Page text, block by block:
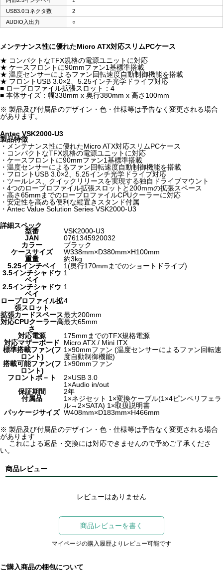
USB3.0コネクタ数
2
AUDIO入出力
○
メンテナンス性に優れたMicro ATX対応スリムPCケース
★ コンパクトなTFX規格の電源ユニットに対応
★ ケースフロントに90mmファン1基標準搭載
★ 温度センサーによるファン回転速度自動制御機能を搭載
★ フロントUSB 3.0×2、5.25インチ光学ドライブ対応
■ ロープロファイル拡張スロット：4
■ 本体サイズ：幅338mm x 奥行380mm x 高さ100mm
※ 製品及び付属品のデザイン・色・仕様等は予告なく変更される場合
があります。
Antec VSK2000-U3
製品特徴
・メンテナンス性に優れたMicro ATX対応スリムPCケース
・コンパクトなTFX規格の電源ユニットに対応
・ケースフロントに90mmファン1基標準搭載
・温度センサーによるファン回転速度自動制御機能を搭載
・フロントUSB 3.0×2、5.25インチ光学ドライブ対応
・ツールレス、クイックリリースを実現する独自ドライブマウント
・4つのロープロファイル拡張スロットと200mmの拡張スペース
・高さ65mmまでのロープロファイルCPUクーラーに対応
・安定性を高める便利な縦置きスタンド付属
・Antec Value Solution Series VSK2000-U3
詳細スペック
型番
VSK2000-U3
JAN
0761345920032
カラー
ブラック
ケースサイズ
W338mm×D380mm×H100mm
重量
約3kg
5.25インチベイ
1(奥行170mmまでのショートドライブ)
3.5インチシャドウ
ベイ
1
2.5インチシャドウ
ベイ
1
ロープロファイル拡
張スロット
4
拡張カードスペース最大200mm
対応CPUクーラー高
さ
最大65mm
対応電源
175mmまでのTFX規格電源
対応マザーボード
Micro ATX / Mini ITX
標準搭載ファン(フ
ロント)
1×90mmファン (温度センサーによるファン回転速
度自動制御機能)
搭載可能ファン(フ
ロント)
1×90mmファン
フロントポ－ト
2×USB 3.0
1×Audio in/out
保証期間
2年
付属品
1×ネジセット 1×変換ケーブル(1×4ピンペリフェラ
ル→2×SATA) 1×取扱説明書
パッケージサイズ W408mm×D183mm×H466mm
※ 製品及び付属品のデザイン・色・仕様等は予告なく変更される場合
があります
これによる返品・交換には対応できませんので予めご了承くださ
い。
商品レビュー
レビューはありません
商品レビューを書く
マイページの購入履歴よりレビュー可能です
ご購入商品の梱包について